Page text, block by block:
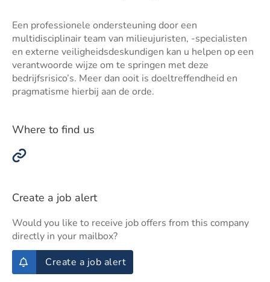
Een professionele ondersteuning door een
multidisciplinair team van milieujuristen, -specialisten
en externe veiligheidsdeskundigen kan u helpen op een
verantwoorde wijze om te springen met deze
bedrijfsrisico’s. Meer dan ooit is doeltreffendheid en
pragmatisme hierbij aan de orde.
Where to find us
Create a job alert
Would you like to receive job offers from this company
directly in your mailbox?
Create a job alert